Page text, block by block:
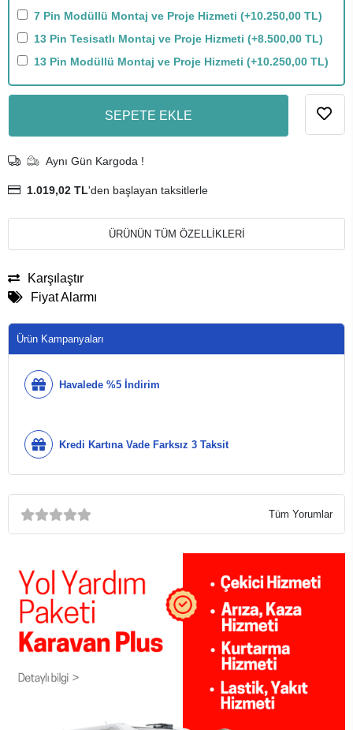
7 Pin Modüllü Montaj ve Proje Hizmeti (+10.250,00 TL)
13 Pin Tesisatlı Montaj ve Proje Hizmeti (+8.500,00 TL)
13 Pin Modüllü Montaj ve Proje Hizmeti (+10.250,00 TL)
SEPETE EKLE
Aynı Gün Kargoda !
1.019,02 TL'den başlayan taksitlerle
ÜRÜNÜN TÜM ÖZELLİKLERİ
Karşılaştır
Fiyat Alarmı
Ürün Kampanyaları
Havalede %5 İndirim
Kredi Kartına Vade Farksız 3 Taksit
Tüm Yorumlar